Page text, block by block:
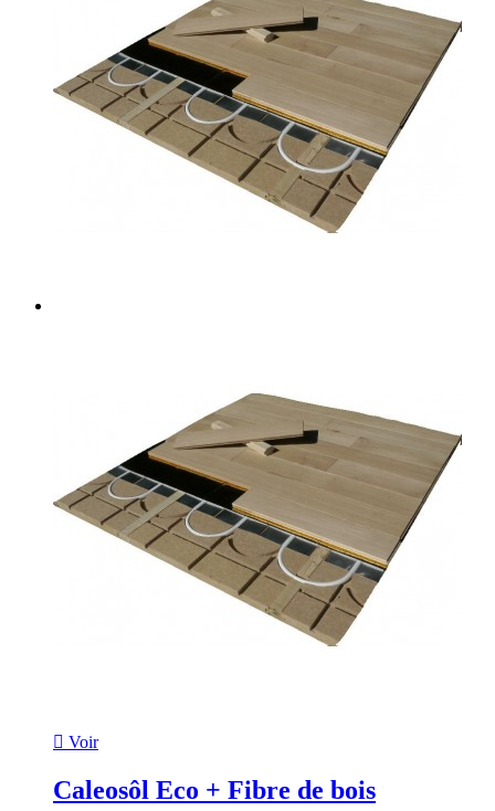
 Voir
Caleosôl Eco + Fibre de bois